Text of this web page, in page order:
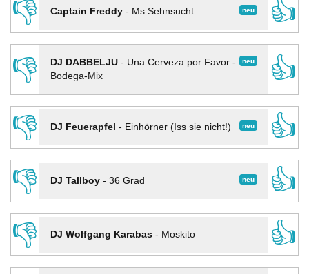
👎
neu
Captain Freddy- Ms Sehnsucht
👍
👎
neu
DJ DABBELJU- Una Cerveza por Favor -
Bodega-Mix
👍
👎
neu
DJ Feuerapfel - Einhörner (Iss sie nicht!)
👍
👎
neu
DJ Tallboy- 36 Grad
👍
👎
DJ Wolfgang Karabas- Moskito
👍